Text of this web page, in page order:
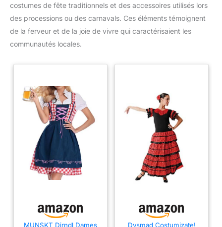
costumes de fête traditionnels et des accessoires utilisés lors
des processions ou des carnavals. Ces éléments témoignent
de la ferveur et de la joie de vivre qui caractérisaient les
communautés locales.
MUNSKT Dirndl Dames
Dysmad Costumizate!